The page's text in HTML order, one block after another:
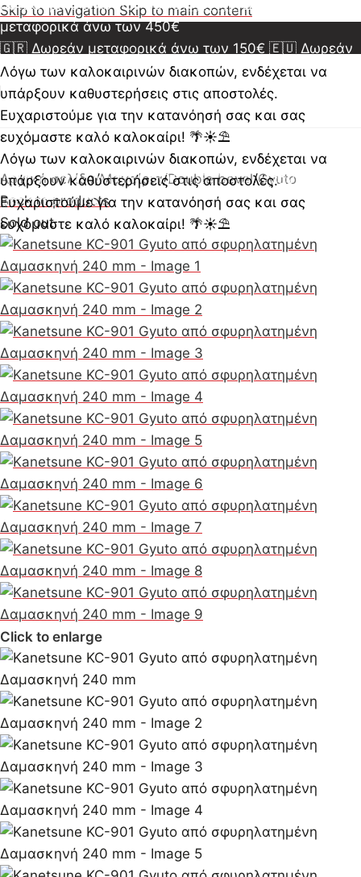
Skip to navigation Skip to main content
μεταφορικά άνω των 350€🇺🇸🇨🇦 Δωρεάν
μεταφορικά άνω των 450€
🇬🇷 Δωρεάν μεταφορικά άνω των 150€ 🇪🇺 Δωρεάν
μεταφορικά άνω των 350€🇺🇸🇨🇦 Δωρεάν
μεταφορικά άνω των 450€🇬🇷 Δωρεάν μεταφορικά
άνω των 150€🇪🇺 Δωρεάν μεταφορικά άνω των
350€🇺🇸🇨🇦 Δωρεάν μεταφορικά άνω των 450€
🇬🇷 Δωρεάν μεταφορικά άνω των 150€🇪🇺 Δωρεάν
μεταφορικά άνω των 350€🇺🇸🇨🇦 Δωρεάν
μεταφορικά άνω των 450€
Λόγω των καλοκαιρινών διακοπών, ενδέχεται να
υπάρξουν καθυστερήσεις στις αποστολές.
Ευχαριστούμε για την κατανόησή σας και σας
ευχόμαστε καλό καλοκαίρι! 🌴☀️⛱️
Λόγω των καλοκαιρινών διακοπών, ενδέχεται να
υπάρξουν καθυστερήσεις στις αποστολές.
Ευχαριστούμε για την κατανόησή σας και σας
ευχόμαστε καλό καλοκαίρι! 🌴☀️⛱️
Αρχική σελίδα/Μαχαίρια/Double bevel/Gyuto
Back to products
Sold out
Click to enlarge